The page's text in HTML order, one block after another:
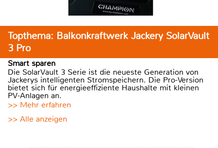
Topthema: Balkonkraftwerk Jackery SolarVault
3 Pro
Smart sparen
Die SolarVault 3 Serie ist die neueste Generation von
Jackerys intelligenten Stromspeichern. Die Pro-Version
bietet sich für energieeffiziente Haushalte mit kleinen
PV-Anlagen an.
>> Mehr erfahren
>> Alle anzeigen